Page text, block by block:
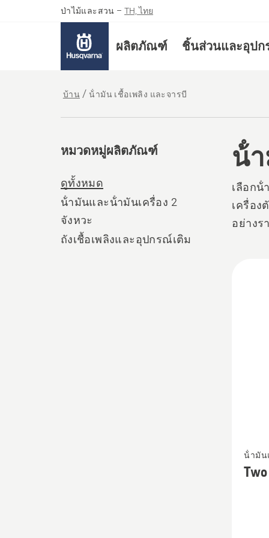
ป่าไม้และสวน – TH, ไทย
ผลิตภัณฑ์ ชิ้นส่วนและอุปก
บ้าน น้ํามัน เชื้อเพลิง และจารบี
น้ํา
หมวดหมู่ผลิตภัณฑ์
ดูทั้งหมด
น้ํามันและน้ํามันเครื่อง 2
จังหวะ
ถังเชื้อเพลิงและอุปกรณ์เติม
เลือกน้ํ
เครื่อ
อย่างร
ราย
ละเอียด
น้ํามัน